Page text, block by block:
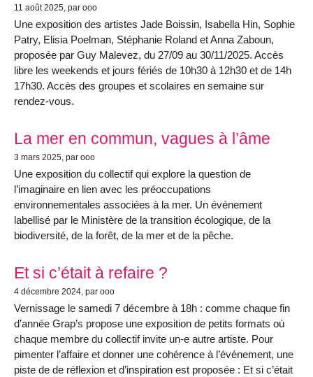
11 août 2025, par ooo
Une exposition des artistes Jade Boissin, Isabella Hin, Sophie
Patry, Elisia Poelman, Stéphanie Roland et Anna Zaboun,
proposée par Guy Malevez, du 27/09 au 30/11/2025. Accès
libre les weekends et jours fériés de 10h30 à 12h30 et de 14h
17h30. Accès des groupes et scolaires en semaine sur
rendez-vous.
La mer en commun, vagues à l’âme
3 mars 2025, par ooo
Une exposition du collectif qui explore la question de
l’imaginaire en lien avec les préoccupations
environnementales associées à la mer. Un événement
labellisé par le Ministère de la transition écologique, de la
biodiversité, de la forêt, de la mer et de la pêche.
Et si c’était à refaire ?
4 décembre 2024, par ooo
Vernissage le samedi 7 décembre à 18h : comme chaque fin
d’année Grap’s propose une exposition de petits formats où
chaque membre du collectif invite un-e autre artiste. Pour
pimenter l’affaire et donner une cohérence à l’événement, une
piste de de réflexion et d’inspiration est proposée : Et si c’était